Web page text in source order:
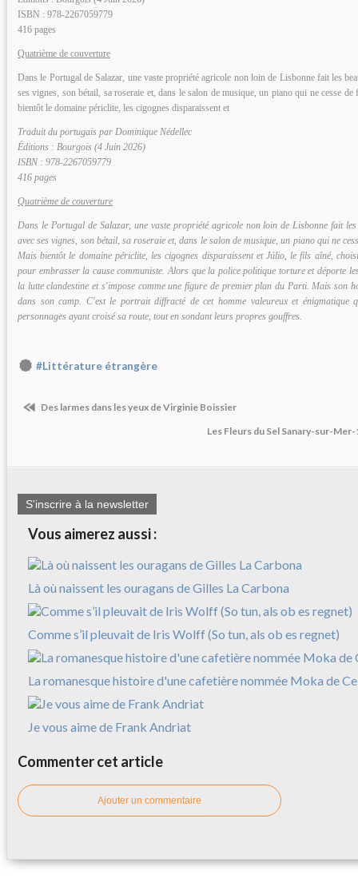
ISBN : 978-2267059779
416 pages
Quatrième de couverture
Dans le Portugal de Salazar, une vaste propriété agricole non loin de Lisbonne fait les
ses vignes, son bétail, sa roseraie et, dans le salon de musique, un piano qui ne cesse
bientôt le domaine périclite, les cigognes disparaissent et
Traduit du portugais par Dominique Nédellec
Éditions : Bourgois (4 Juin 2026)
ISBN : 978-2267059779
416 pages
Quatrième de couverture
Dans le Portugal de Salazar, une vaste propriété agricole non loin de Lisbonne fait
avec ses vignes, son bétail, sa roseraie et, dans le salon de musique, un piano qui ne
Mais bientôt le domaine périclite, les cigognes disparaissent et Júlio, le fils aîné,
pour embrasser la cause communiste. Alors que la police politique torture et déporte
la lutte clandestine et s'impose comme une figure de premier plan du Parti. Mais son
dans son camp. C'est le portrait diffracté de cet homme valeureux et énigmatique
personnages ayant croisé sa route, tout en sondant leurs propres gouffres.
#Littérature étrangère
Des larmes dans les yeux de Virginie Boissier
Les Fleurs du Sel Sanary-sur-
S'inscrire à la newsletter
Vous aimerez aussi :
Là où naissent les ouragans de Gilles La Carbona
Comme s’il pleuvait de Iris Wolff (So tun, als ob es regnet)
La romanesque histoire d'une cafetière nommée Moka de
Je vous aime de Frank Andriat
Commenter cet article
Ajouter un commentaire